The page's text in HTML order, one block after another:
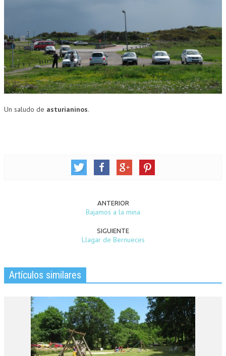
Un saludo de asturianinos.
ANTERIOR
Bajamos a la mina
SIGUIENTE
Llagar de Bernueces
Artículos similares